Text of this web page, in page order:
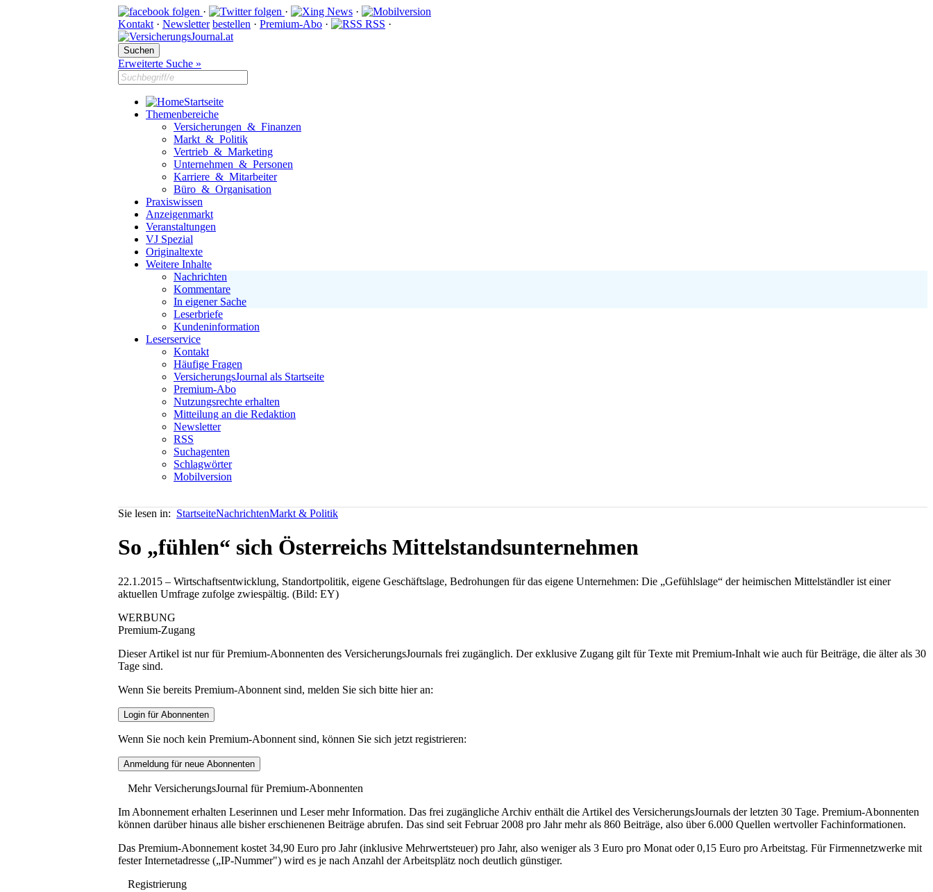
· ·
·
Kontakt · Newsletter bestellen · Premium-Abo · RSS ·
Erweiterte Suche »
Startseite
Themenbereiche
Versicherungen & Finanzen
Markt & Politik
Vertrieb & Marketing
Unternehmen & Personen
Karriere & Mitarbeiter
Büro & Organisation
Praxiswissen
Anzeigenmarkt
Veranstaltungen
VJ Spezial
Originaltexte
Weitere Inhalte
Nachrichten
Kommentare
In eigener Sache
Leserbriefe
Kundeninformation
Leserservice
Kontakt
Häufige Fragen
VersicherungsJournal als Startseite
Premium-Abo
Nutzungsrechte erhalten
Mitteilung an die Redaktion
Newsletter
RSS
Suchagenten
Schlagwörter
Mobilversion
Sie lesen in: StartseiteNachrichtenMarkt & Politik
So „fühlen“ sich Österreichs Mittelstandsunternehmen
22.1.2015 – Wirtschaftsentwicklung, Standortpolitik, eigene Geschäftslage, Bedrohungen für das eigene Unternehmen: Die „Gefühlslage“ der heimischen Mittelständler ist einer
aktuellen Umfrage zufolge zwiespältig. (Bild: EY)
WERBUNG
Premium-Zugang
Dieser Artikel ist nur für Premium-Abonnenten des VersicherungsJournals frei zugänglich. Der exklusive Zugang gilt für Texte mit Premium-Inhalt wie auch für Beiträge, die älter als 30
Tage sind.
Wenn Sie bereits Premium-Abonnent sind, melden Sie sich bitte hier an:
Wenn Sie noch kein Premium-Abonnent sind, können Sie sich jetzt registrieren:
Mehr VersicherungsJournal für Premium-Abonnenten
Im Abonnement erhalten Leserinnen und Leser mehr Information. Das frei zugängliche Archiv enthält die Artikel des VersicherungsJournals der letzten 30 Tage. Premium-Abonnenten
können darüber hinaus alle bisher erschienenen Beiträge abrufen. Das sind seit Februar 2008 pro Jahr mehr als 860 Beiträge, also über 6.000 Quellen wertvoller Fachinformationen.
Das Premium-Abonnement kostet 34,90 Euro pro Jahr (inklusive Mehrwertsteuer) pro Jahr, also weniger als 3 Euro pro Monat oder 0,15 Euro pro Arbeitstag. Für Firmennetzwerke mit
fester Internetadresse („IP-Nummer") wird es je nach Anzahl der Arbeitsplätz noch deutlich günstiger.
Registrierung